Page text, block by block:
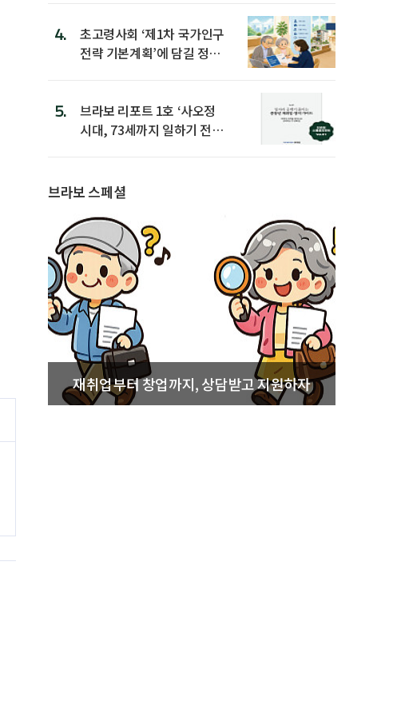
4.
초고령사회 ‘제1차 국가인구
전략 기본계획’에 담길 정책
5.
브라보 리포트 1호 ‘사오정
시대, 73세까지 일하기 전략’
브라보 스페셜
재취업부터 창업까지, 상담받고 지원하자